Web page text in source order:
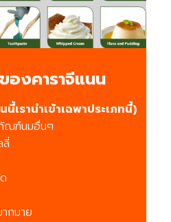
องคาราจีแนน
นี้เรานำเข้าเฉพาประเภทนี้)
ณฑ์นมอื่นๆ
ลี่
กมาย